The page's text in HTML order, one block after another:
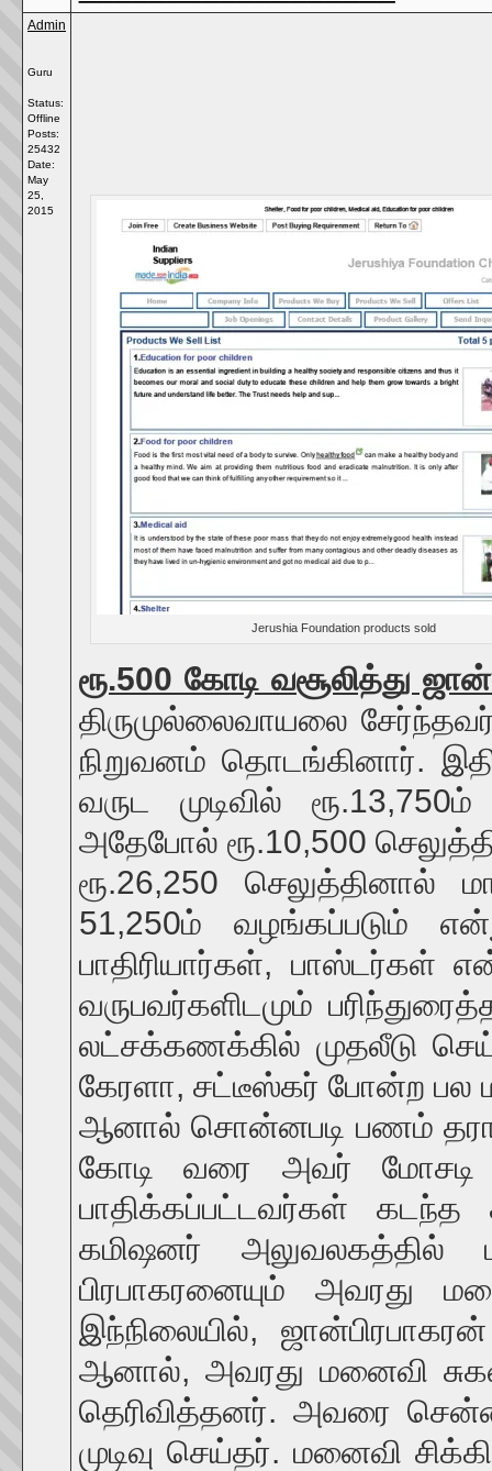
Admin
Guru
Status:
Offline
Posts:
25432
Date:
May
25,
2015
Jerushia Foundation products sold
ரூ.500 கோடி வசூலித்து
திருமுல்லைவாயலை
நிறுவனம் தொடங்கினார்.
வருட முடிவில்
அதேபோல் ரூ.10,500
ரூ.26,250 செலுத்தினால்
51,250ம் வழங்கப்படும்
பாதிரியார்கள், பாஸ்டர்கள்
வருபவர்களிடமும்
லட்சக்கணக்கில் முதலீடு
கேரளா, சட்டீஸ்கர் போன்ற பல
ஆனால் சொன்னபடி பணம்
கோடி வரை அவர் மோசடி
பாதிக்கப்பட்டவர்கள்
கமிஷனர் அலுவலகத்தில்
பிரபாகரனையும் அவரது
இந்நிலையில்,
ஆனால், அவரது மனைவி
தெரிவித்தனர். அவரை
முடிவு செய்தர். மனைவி